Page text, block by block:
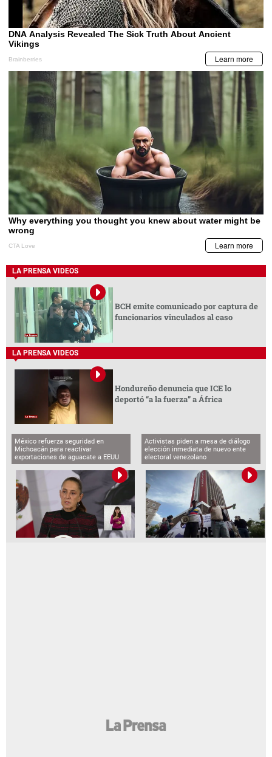
LA PRENSA VIDEOS
BCH emite comunicado por captura de
funcionarios vinculados al caso
LA PRENSA VIDEOS
Hondureño denuncia que ICE lo
deportó “a la fuerza” a África
México refuerza seguridad en
Michoacán para reactivar
exportaciones de aguacate a EEUU
Activistas piden a mesa de diálogo
elección inmediata de nuevo ente
electoral venezolano